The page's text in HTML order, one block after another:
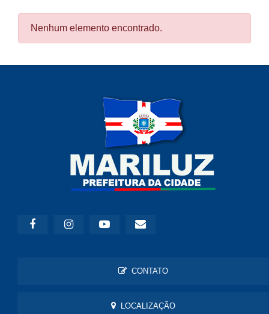
Nenhum elemento encontrado.
CONTATO
LOCALIZAÇÃO